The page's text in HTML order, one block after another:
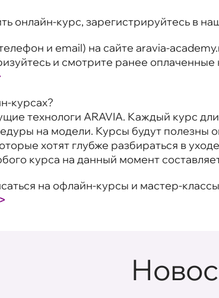
онлайн-курс, зарегистрируйтесь в
и email) на сайте aravia-
и смотрите ранее
курсах?
технологи ARAVIA. Каждый курс
на модели. Курсы будут полезны
хотят глубже разбираться в
курса на данный момент
на офлайн-курсы и мастер-